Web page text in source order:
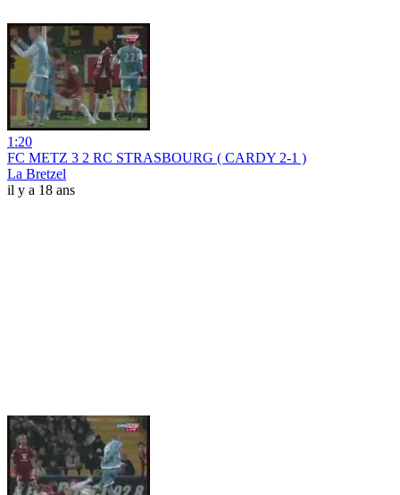
1:20
FC METZ 3 2 RC STRASBOURG ( CARDY 2-1 )
La Bretzel
il y a 18 ans